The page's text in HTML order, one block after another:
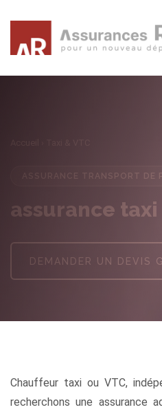
ASSURANCE TRANSPORT DE
assurance taxi
DEMANDER UN DEVIS
Chauffeur taxi ou VTC,
recherchons une assurance